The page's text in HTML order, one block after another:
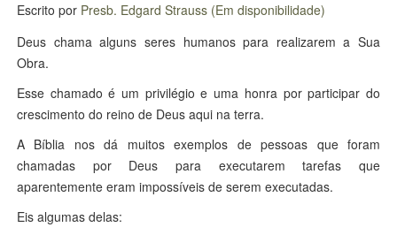
Escrito por Presb. Edgard Strauss (Em disponibilidade)
Deus chama alguns seres humanos para realizarem a Sua
Obra.
Esse chamado é um privilégio e uma honra por participar do
crescimento do reino de Deus aqui na terra.
A Bíblia nos dá muitos exemplos de pessoas que foram
chamadas por Deus para executarem tarefas que
aparentemente eram impossíveis de serem executadas.
Eis algumas delas: